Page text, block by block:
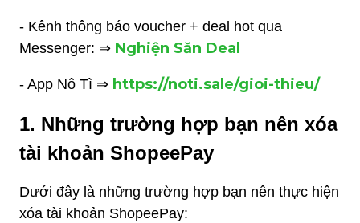
- Kênh thông báo voucher + deal hot qua
Messenger: ⇒ Nghiện Săn Deal
- App Nô Tì ⇒ https://noti.sale/gioi-thieu/
1. Những trường hợp bạn nên xóa
tài khoản ShopeePay
Dưới đây là những trường hợp bạn nên thực hiện
xóa tài khoản ShopeePay: